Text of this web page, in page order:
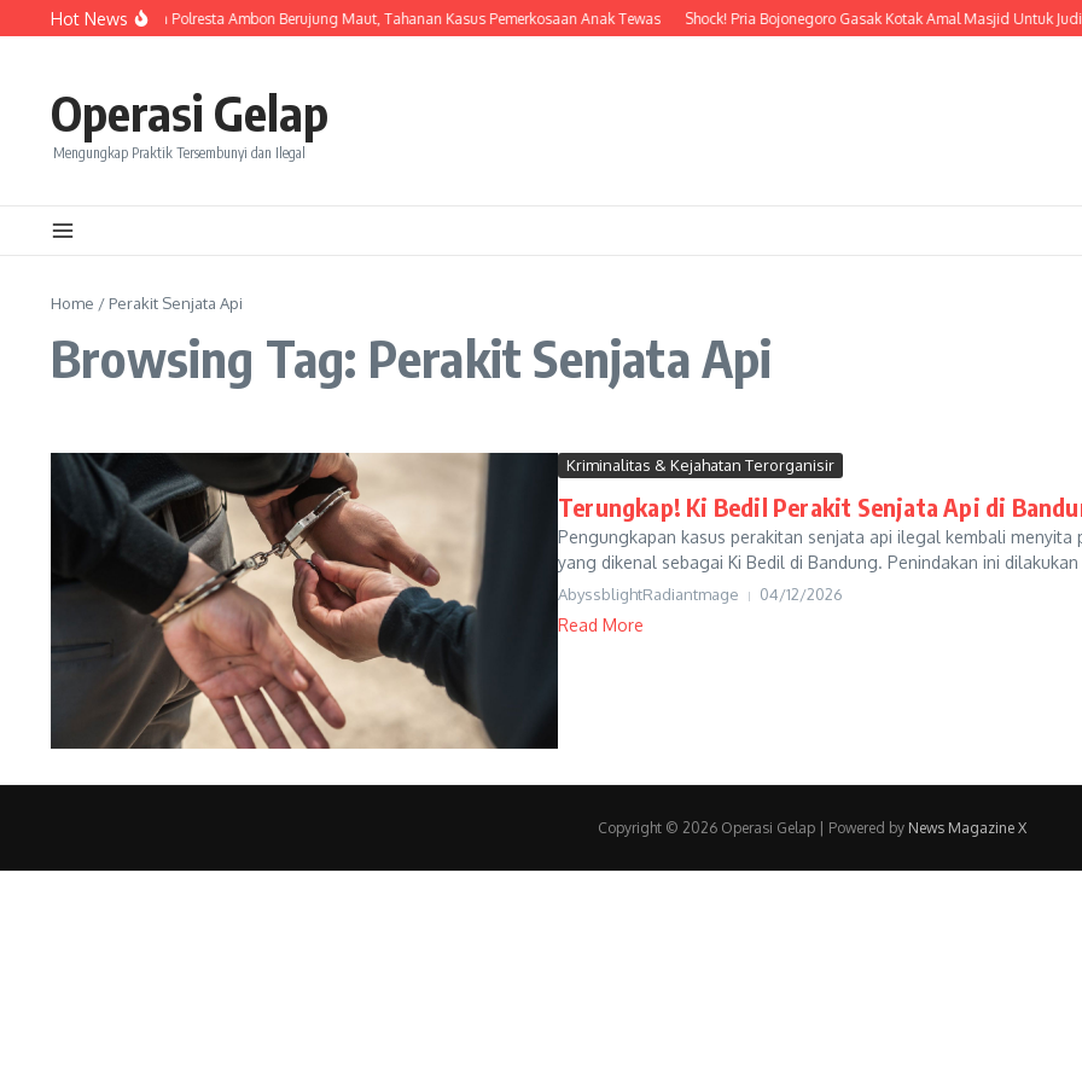
Skip to content
Hot News
Keributan Di Rutan Polresta Ambon Berujung Maut, Tahanan Kasus Pemerkosaan Anak Tewas Shock! Pria Bojonegoro Gasak Kotak Amal Masjid Untuk
Operasi Gelap
Mengungkap Praktik Tersembunyi dan Ilegal
Home / Perakit Senjata Api
Browsing Tag: Perakit Senjata Api
Kriminalitas & Kejahatan Terorganisir
Terungkap! Ki Bedil Perakit Senjata Api di
Pengungkapan kasus perakitan senjata api ilegal kembali
yang dikenal sebagai Ki Bedil di Bandung. Penindakan ini
AbyssblightRadiantmage 04/12/2026
Read More
Copyright © 2026 Operasi Gelap | Powered by News Magazine X